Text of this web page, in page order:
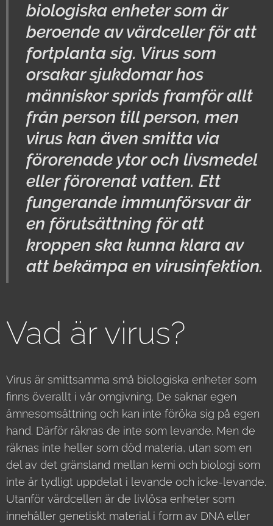
biologiska enheter som är
beroende av värdceller för att
fortplanta sig. Virus som
orsakar sjukdomar hos
människor sprids framför allt
från person till person, men
virus kan även smitta via
förorenade ytor och livsmedel
eller förorenat vatten. Ett
fungerande immunförsvar är
en förutsättning för att
kroppen ska kunna klara av
att bekämpa en virusinfektion.
Vad är virus?
Virus är smittsamma små biologiska enheter som
finns överallt i vår omgivning. De saknar egen
ämnesomsättning och kan inte föröka sig på egen
hand. Därför räknas de inte som levande. Men de
räknas inte heller som död materia, utan som en
del av det gränsland mellan kemi och biologi som
inte är tydligt uppdelat i levande och icke-levande.
Utanför värdcellen är de livlösa enheter som
innehåller genetiskt material i form av DNA eller